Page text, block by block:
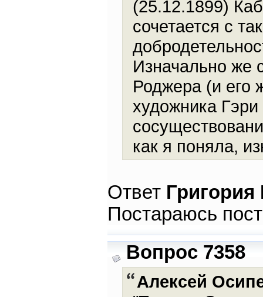
(25.12.1899)
сочетается с
Изначально же
Роджера (и его
художника
как я поняла,
Ответ
Постараюсь
Вопрос 7358
Алексей